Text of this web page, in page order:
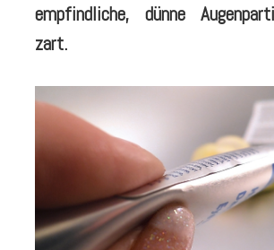
empfindliche, dünne
zart.